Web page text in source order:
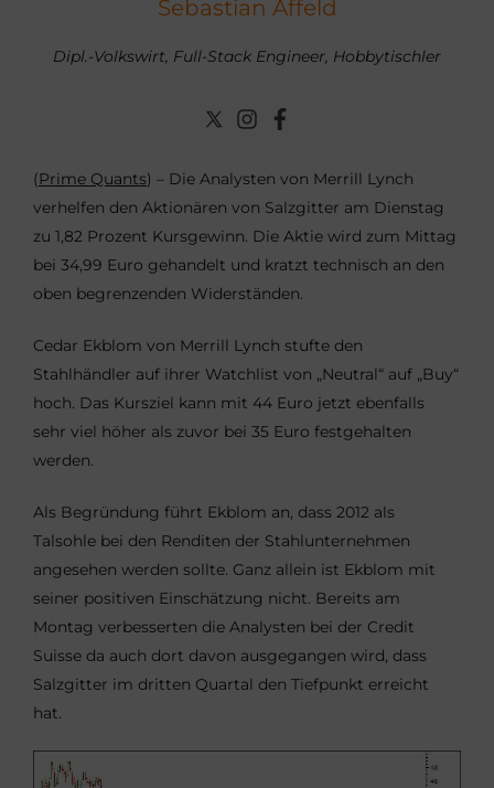
Sebastian Affeld
Dipl.-Volkswirt, Full-Stack Engineer, Hobbytischler
(Prime Quants) – Die Analysten von Merrill Lynch
verhelfen den Aktionären von Salzgitter am Dienstag
zu 1,82 Prozent Kursgewinn. Die Aktie wird zum Mittag
bei 34,99 Euro gehandelt und kratzt technisch an den
oben begrenzenden Widerständen.
Cedar Ekblom von Merrill Lynch stufte den
Stahlhändler auf ihrer Watchlist von „Neutral“ auf „Buy“
hoch. Das Kursziel kann mit 44 Euro jetzt ebenfalls
sehr viel höher als zuvor bei 35 Euro festgehalten
werden.
Als Begründung führt Ekblom an, dass 2012 als
Talsohle bei den Renditen der Stahlunternehmen
angesehen werden sollte. Ganz allein ist Ekblom mit
seiner positiven Einschätzung nicht. Bereits am
Montag verbesserten die Analysten bei der Credit
Suisse da auch dort davon ausgegangen wird, dass
Salzgitter im dritten Quartal den Tiefpunkt erreicht
hat.